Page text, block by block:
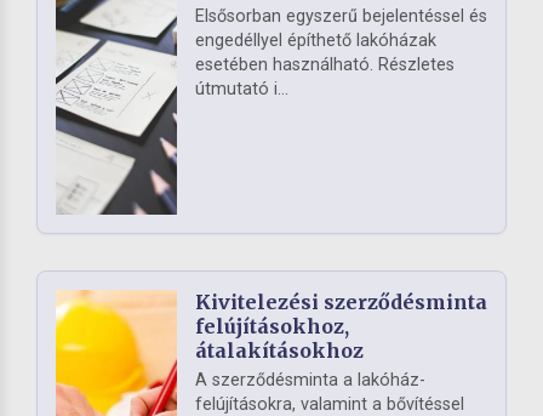
Elsősorban egyszerű bejelentéssel és
engedéllyel építhető lakóházak
esetében használható. Részletes
útmutató i...
Kivitelezési szerződésminta
felújításokhoz,
átalakításokhoz
A szerződésminta a lakóház-
felújításokra, valamint a bővítéssel